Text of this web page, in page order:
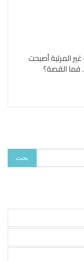
غير المرتبة أصبحت
القصة؟